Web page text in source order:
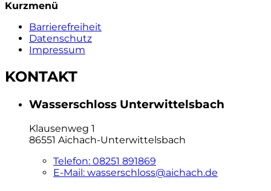
Kurzmenü
Barrierefreiheit
Datenschutz
Impressum
KONTAKT
Wasserschloss Unterwittelsbach
Klausenweg 1
86551 Aichach-Unterwittelsbach
Telefon: 08251 891869
E-Mail: wasserschloss@aichach.de